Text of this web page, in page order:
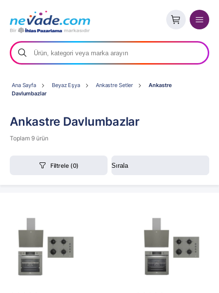
Ana Sayfa Beyaz Eşya Ankastre Setler
Ankastre
Davlumbazlar
Ankastre Davlumbazlar
Toplam 9 ürün
Filtrele (0)